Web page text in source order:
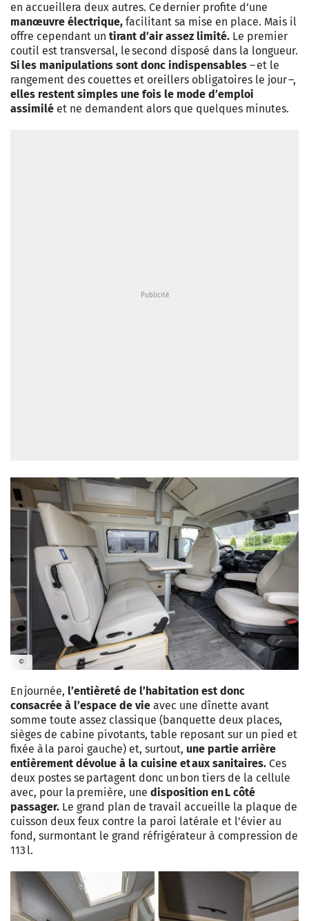
en accueillera deux autres. Ce dernier profite d’une
manœuvre électrique, facilitant sa mise en place. Mais il
offre cependant un tirant d’air assez limité. Le premier
coutil est transversal, le second disposé dans la longueur.
Si les manipulations sont donc indispensables – et le
rangement des couettes et oreillers obligatoires le jour –,
elles restent simples une fois le mode d’emploi
assimilé et ne demandent alors que quelques minutes.
©
En journée, l’entièreté de l’habitation est donc
consacrée à l’espace de vie avec une dînette avant
somme toute assez classique (banquette deux places,
sièges de cabine pivotants, table reposant sur un pied et
fixée à la paroi gauche) et, surtout, une partie arrière
entièrement dévolue à la cuisine et aux sanitaires. Ces
deux postes se partagent donc un bon tiers de la cellule
avec, pour la première, une disposition en L côté
passager. Le grand plan de travail accueille la plaque de
cuisson deux feux contre la paroi latérale et l’évier au
fond, surmontant le grand réfrigérateur à compression de
113 l.